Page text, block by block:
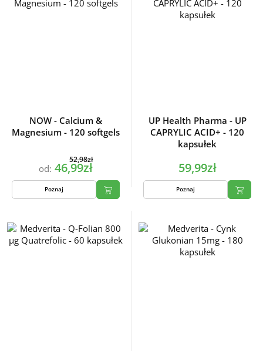
NOW - Calcium &
Magnesium - 120 softgels
od:
52,98zł
46,99zł
Poznaj
UP Health Pharma - UP
CAPRYLIC ACID+ - 120
kapsułek
59,99zł
Poznaj